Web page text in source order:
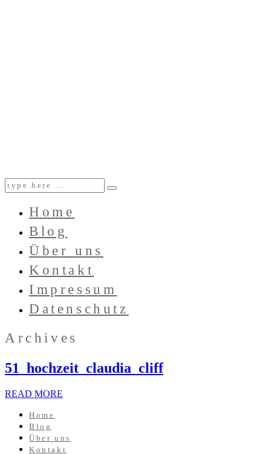
Home
Blog
Über uns
Kontakt
Impressum
Datenschutz
Archives
51_hochzeit_claudia_cliff
READ MORE
Home
Blog
Über uns
Kontakt